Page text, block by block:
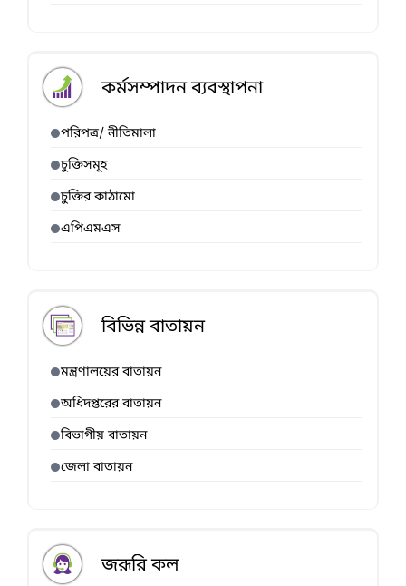
কর্মসম্পাদন ব্যবস্থাপনা
পরিপত্র/ নীতিমালা
চুক্তিসমূহ
চুক্তির কাঠামো
এপিএমএস
বিভিন্ন বাতায়ন
মন্ত্রণালয়ের বাতায়ন
অধিদপ্তরের বাতায়ন
বিভাগীয় বাতায়ন
জেলা বাতায়ন
জরূরি কল